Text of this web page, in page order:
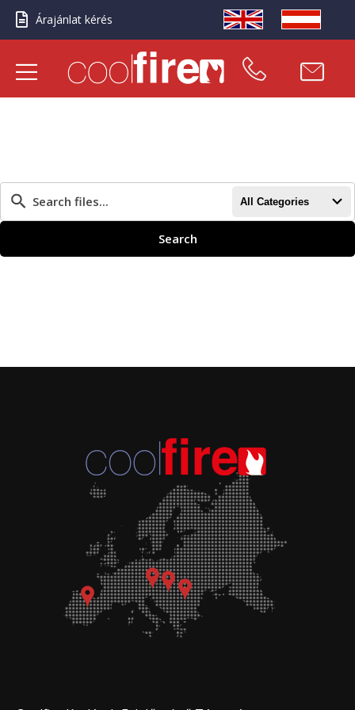
Árajánlat kérés
All Categories
Search